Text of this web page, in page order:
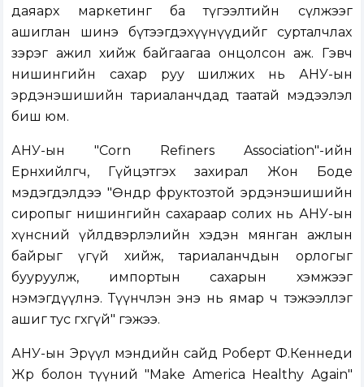
даяарх маркетинг ба түгээлтийн сүлжээг
ашиглан шинэ бүтээгдэхүүнүүдийг сурталчлах
зэрэг ажил хийж байгаагаа онцолсон аж. Гэвч
нишингийн сахар руу шилжих нь АНУ-ын
эрдэнэшишийн тариаланчдад таатай мэдээлэл
биш юм.
АНУ-ын "Corn Refiners Association"-ийн
Ерөнхийлөгч, Гүйцэтгэх захирал Жон Боде
мэдэгдэлдээ "Өндөр фруктозтой эрдэнэшишийн
сиропыг нишингийн сахараар солих нь АНУ-ын
хүнсний үйлдвэрлэлийн хэдэн мянган ажлын
байрыг үгүй хийж, тариаланчдын орлогыг
бууруулж, импортын сахарын хэмжээг
нэмэгдүүлнэ. Түүнчлэн энэ нь ямар ч тэжээллэг
ашиг тус өгөхгүй" гэжээ.
АНУ-ын Эрүүл мэндийн сайд Роберт Ф.Кеннеди
Жр болон түүний "Make America Healthy Again"